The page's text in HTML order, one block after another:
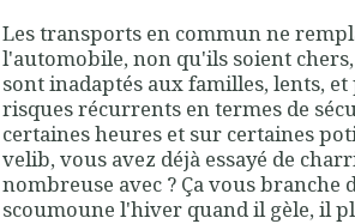
Les transports en commun ne
l'automobile, non qu'ils soient
sont inadaptés aux familles, lents,
risques récurrents en termes de
certaines heures et sur certaines
velib, vous avez déjà essayé de
nombreuse avec ? Ça vous branche
scoumoune l'hiver quand il gèle, il